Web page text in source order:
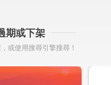
期或下架
或使用搜尋引擎搜尋！